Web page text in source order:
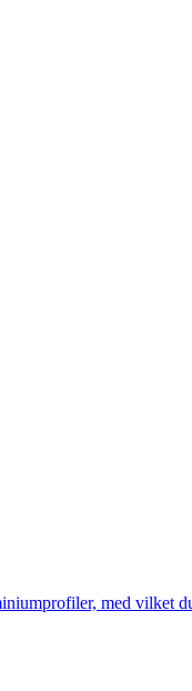
med vilket